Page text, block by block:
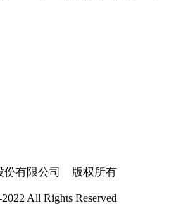
份有限公司 版权所有
All Rights Reserved